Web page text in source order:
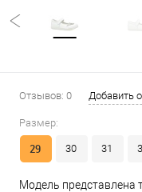
Отзывов: 0 Добавить
Размер:
29 30 31
Модель представлена